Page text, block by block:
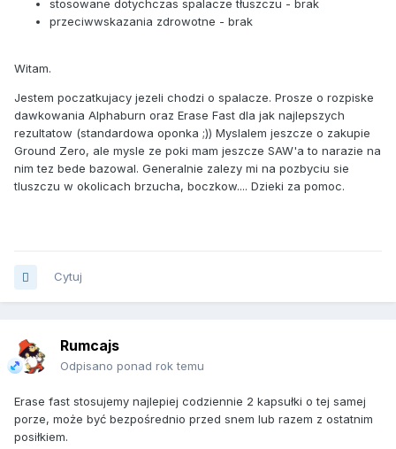
stosowane dotychczas spalacze tłuszczu - brak
przeciwwskazania zdrowotne - brak
Witam.
Jestem poczatkujacy jezeli chodzi o spalacze. Prosze o rozpiske
dawkowania Alphaburn oraz Erase Fast dla jak najlepszych
rezultatow (standardowa oponka ;)) Myslalem jeszcze o zakupie
Ground Zero, ale mysle ze poki mam jeszcze SAW'a to narazie na
nim tez bede bazowal. Generalnie zalezy mi na pozbyciu sie
tluszczu w okolicach brzucha, boczkow.... Dzieki za pomoc.
Cytuj
Rumcajs
Odpisano ponad rok temu
Erase fast stosujemy najlepiej codziennie 2 kapsułki o tej samej
porze, może być bezpośrednio przed snem lub razem z ostatnim
posiłkiem.